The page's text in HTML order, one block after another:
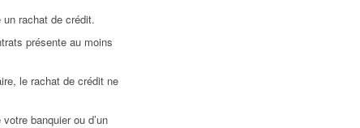
rachat de crédit.
présente au moins
le rachat de crédit ne
banquier ou d’un